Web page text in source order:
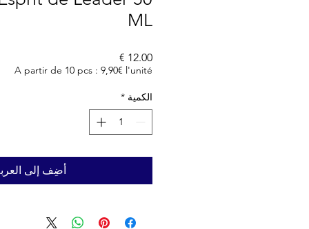
ML
السعر
A partir de 10 pcs : 9,90€ l'unité
الكمية *
أضِف إلى